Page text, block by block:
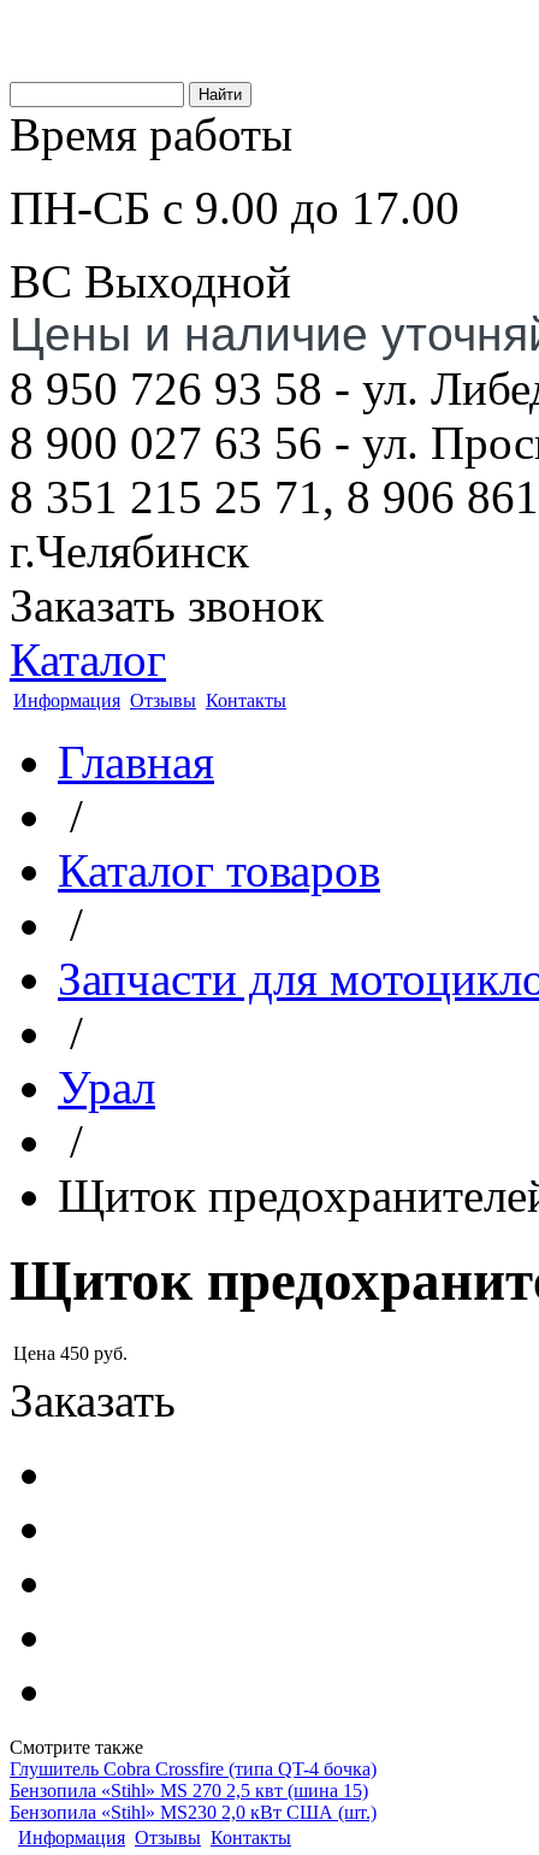
Время работы
ПН-СБ с 9.00 до 17.00
ВС Выходной
Цены и наличие
8 950 726 93 58 - ул.
8 900 027 63 56 - ул.
8 351 215 25 71, 8 906
г.Челябинск
Заказать звонок
Каталог
Информация Отзывы Контакты
Главная
/
Каталог товаров
/
Запчасти для
/
Урал
/
Щиток
Щиток
Цена 450 руб.
Заказать
Смотрите также
Глушитель Сobra Crossfire (типа QT-4 бочка)
Бензопила «Stihl» MS 270 2,5 квт (шина 15)
Бензопила «Stihl» MS230 2,0 кВт США (шт.)
Информация Отзывы Контакты